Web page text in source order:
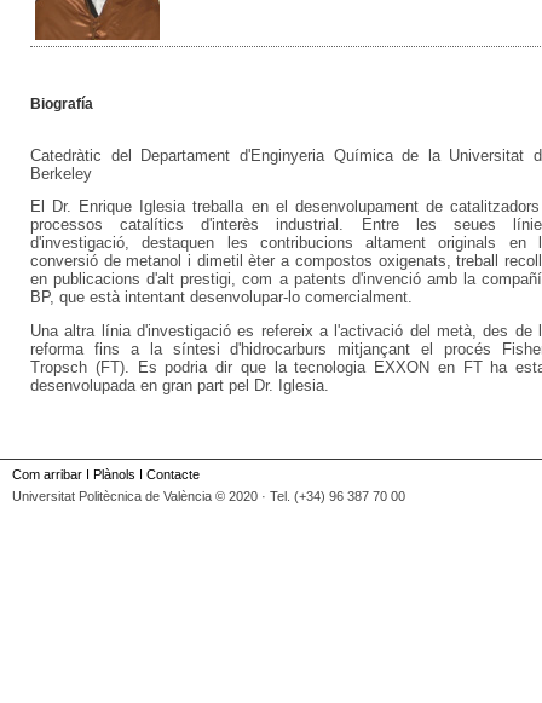
Biografía
Catedràtic del Departament d'Enginyeria Química de la Universitat
Berkeley
El Dr. Enrique Iglesia treballa en el desenvolupament de
processos catalítics d'interès industrial. Entre les seues
d'investigació, destaquen les contribucions altament originals en
conversió de metanol i dimetil èter a compostos oxigenats, treball
en publicacions d'alt prestigi, com a patents d'invenció amb la
BP, que està intentant desenvolupar-lo comercialment.
Una altra línia d'investigació es refereix a l'activació del metà, des de
reforma fins a la síntesi d'hidrocarburs mitjançant el procés
Tropsch (FT). Es podria dir que la tecnologia EXXON en FT ha
desenvolupada en gran part pel Dr. Iglesia.
Com arribar I Plànols I Contacte
Universitat Politècnica de València © 2020 · Tel. (+34) 96 387 70 00